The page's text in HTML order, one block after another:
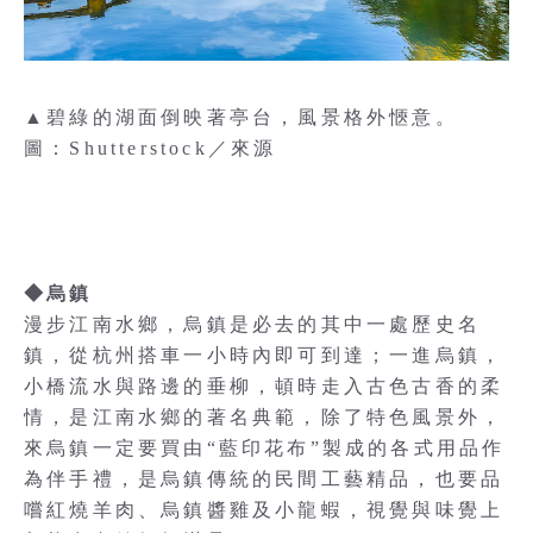
▲碧綠的湖面倒映著亭台，風景格外愜意。
圖：Shutterstock／來源
◆烏鎮
漫步江南水鄉，烏鎮是必去的其中一處歷史名
鎮，從杭州搭車一小時內即可到達；一進烏鎮，
小橋流水與路邊的垂柳，頓時走入古色古香的柔
情，是江南水鄉的著名典範，除了特色風景外，
來烏鎮一定要買由“藍印花布”製成的各式用品作
為伴手禮，是烏鎮傳統的民間工藝精品，也要品
嚐紅燒羊肉、烏鎮醬雞及小龍蝦，視覺與味覺上